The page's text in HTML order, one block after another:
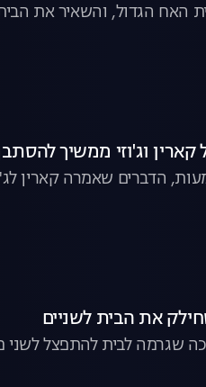
האח הגדול, והשאיר את
הדברים שאמרה קארין
לבית להתפצל לשני